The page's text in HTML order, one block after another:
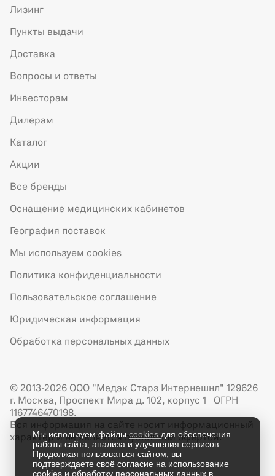
Лизинг
Пункты выдачи
Доставка
Вопросы и ответы
Инвесторам
Дилерам
Каталог
Акции
Все бренды
Оснащение медицинских кабинетов
География поставок
Мы используем cookies
Политика конфиденциальности
Пользовательское соглашение
Юридическая информация
Обработка персональных данных
© 2013-2026 ООО "Медэк Старз Интернешнл" 129626
г. Москва, Проспект Мира д. 102, корпус 1 ОГРН
1167746470198.
Вся информация на сайте носит информационный
характер и не является публичной офертой.
Мы используем файлыcookies для обеспечения
работы сайта, анализа и улучшения сервисов.
Продолжая пользоваться сайтом, вы
подтверждаете своё согласие на использование
cookies и обработку персональных данных в